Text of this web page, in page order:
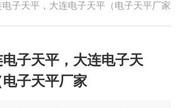
子天平，大连电子天平（电子天平厂家
子天平，大连电子天
子天平厂家